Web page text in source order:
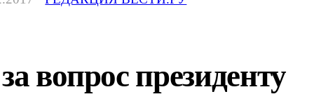
вопрос президенту